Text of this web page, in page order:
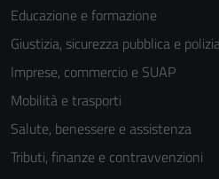
Educazione e formazione
Giustizia, sicurezza pubblica e
Imprese, commercio e SUAP
Mobilità e trasporti
Salute, benessere e assistenza
Tributi, finanze e contravvenzioni